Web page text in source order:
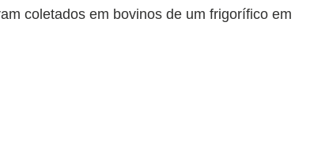
coletados em bovinos de um frigorífico em